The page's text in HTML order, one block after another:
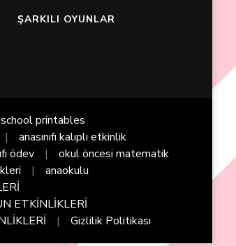
ŞARKILI OYUNLAR
printables
anasınıfı kalıplı etkinlik
ödev
okul öncesi matematik
anaokulu
ETKİNLİKLERİ
Gizlilik Politikası